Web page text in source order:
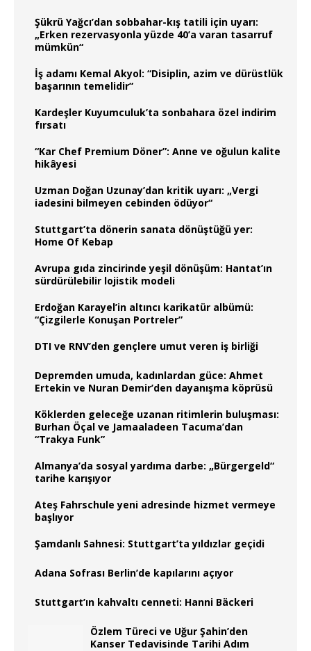
Şükrü Yağcı’dan sobbahar-kış tatili için uyarı:
„Erken rezervasyonla yüzde 40’a varan tasarruf
mümkün“
İş adamı Kemal Akyol: “Disiplin, azim ve dürüstlük
başarının temelidir”
Kardeşler Kuyumculuk’ta sonbahara özel indirim
fırsatı
“Kar Chef Premium Döner”: Anne ve oğulun kalite
hikâyesi
Uzman Doğan Uzunay’dan kritik uyarı: „Vergi
iadesini bilmeyen cebinden ödüyor“
Stuttgart’ta dönerin sanata dönüştüğü yer:
Home Of Kebap
Avrupa gıda zincirinde yeşil dönüşüm: Hantat’ın
sürdürülebilir lojistik modeli
Erdoğan Karayel’in altıncı karikatür albümü:
“Çizgilerle Konuşan Portreler”
DTI ve RNV’den gençlere umut veren iş birliği
Depremden umuda, kadınlardan güce: Ahmet
Ertekin ve Nuran Demir’den dayanışma köprüsü
Köklerden geleceğe uzanan ritimlerin buluşması:
Burhan Öçal ve Jamaaladeen Tacuma’dan
“Trakya Funk”
Almanya’da sosyal yardıma darbe: „Bürgergeld“
tarihe karışıyor
Ateş Fahrschule yeni adresinde hizmet vermeye
başlıyor
Şamdanlı Sahnesi: Stuttgart’ta yıldızlar geçidi
Adana Sofrası Berlin’de kapılarını açıyor
Stuttgart’ın kahvaltı cenneti: Hanni Bäckeri
Özlem Türeci ve Uğur Şahin’den
Kanser Tedavisinde Tarihi Adım